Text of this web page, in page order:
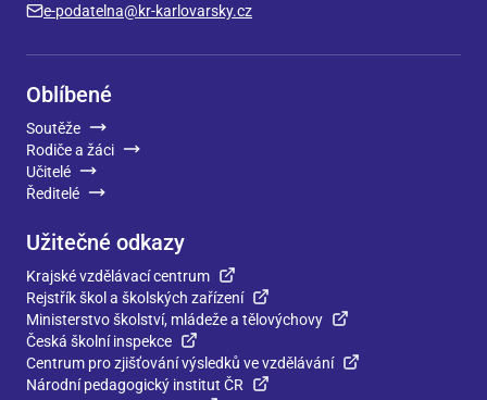
e-podatelna@kr-karlovarsky.cz
Oblíbené
Soutěže
Rodiče a žáci
Učitelé
Ředitelé
Užitečné odkazy
Krajské vzdělávací centrum
Rejstřík škol a školských zařízení
Ministerstvo školství, mládeže a tělovýchovy
Česká školní inspekce
Centrum pro zjišťování výsledků ve vzdělávání
Národní pedagogický institut ČR